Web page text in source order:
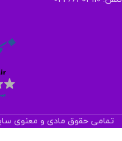
تمامی حقوق مادی و معنوی